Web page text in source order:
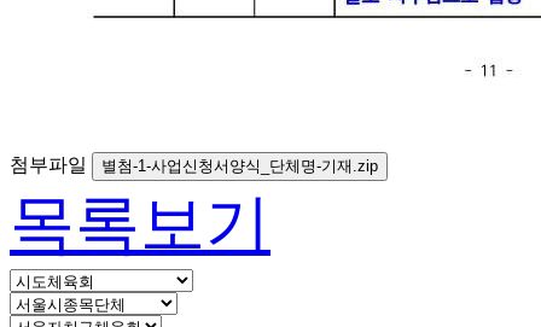
첨부파일 별첨-1-사업신청서양식_단체명-기재.zip
목록보기